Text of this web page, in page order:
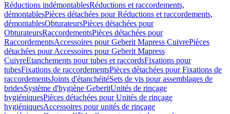
Réductions indémontablesRéductions et raccordements,
démontablesPièces détachées pour Réductions et raccordements,
démontablesObturateursPièces détachées pour
ObturateursRaccordementsPièces détachées pour
RaccordementsAccessoires pour Geberit Mapress CuivrePièces
détachées pour Accessoires pour Geberit Mapress
CuivreEtanchements pour tubes et raccordsFixations pour
tubesFixations de raccordementsPièces détachées pour Fixations de
raccordementsJoints d'étanchéitéSets de vis pour assemblages de
bridesSystème d'hygiène GeberitUnités de rinçage
hygiéniquesPièces détachées pour Unités de rinçage
hygiéniquesAccessoires pour unités de rinçage